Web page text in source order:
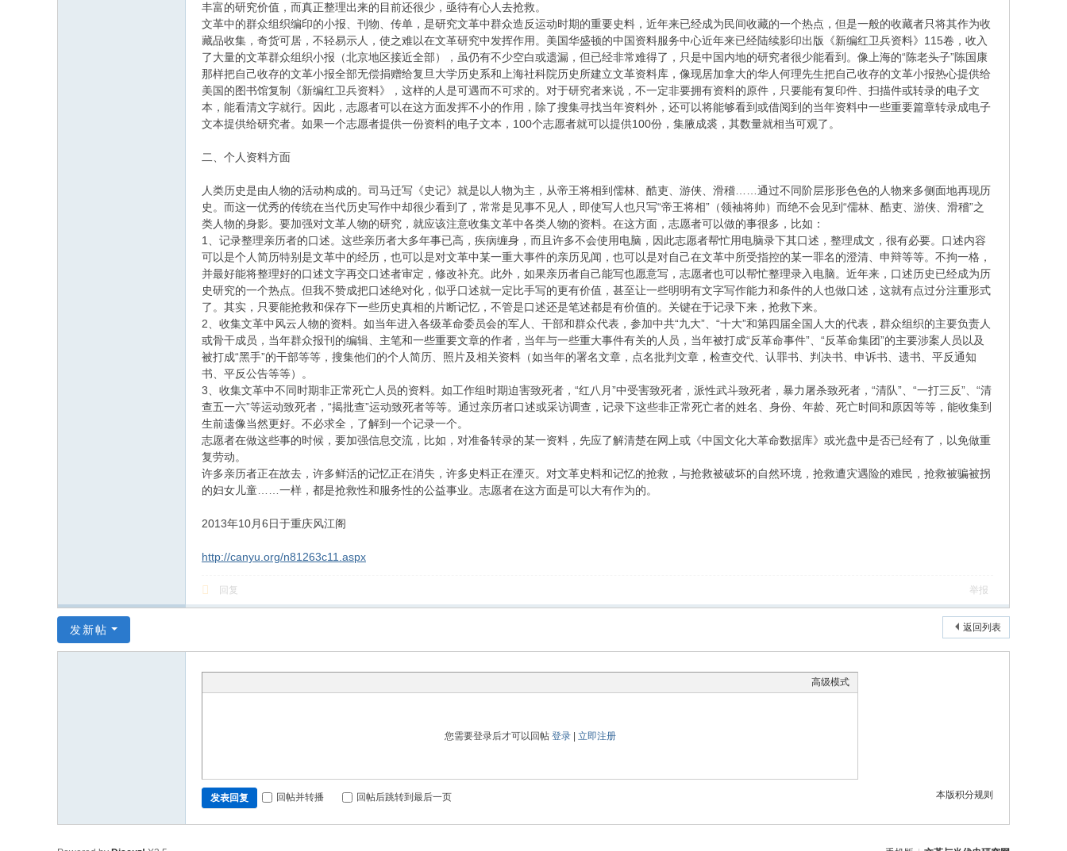
丰富的研究价值，而真正整理出来的目前还很少，亟待有心人去抢救。
文革中的群众组织编印的小报、刊物、传单，是研究文革中群众造反运动时期的重要史料，近年来已经成为民间收藏的一个热点，但是一般的收藏者只将其作为收
藏品收集，奇货可居，不轻易示人，使之难以在文革研究中发挥作用。美国华盛顿的中国资料服务中心近年来已经陆续影印出版《新编红卫兵资料》115卷，收入
了大量的文革群众组织小报（北京地区接近全部），虽仍有不少空白或遗漏，但已经非常难得了，只是中国内地的研究者很少能看到。像上海的“陈老头子”陈国康
那样把自己收存的文革小报全部无偿捐赠给复旦大学历史系和上海社科院历史所建立文革资料库，像现居加拿大的华人何理先生把自己收存的文革小报热心提供给
美国的图书馆复制《新编红卫兵资料》，这样的人是可遇而不可求的。对于研究者来说，不一定非要拥有资料的原件，只要能有复印件、扫描件或转录的电子文
本，能看清文字就行。因此，志愿者可以在这方面发挥不小的作用，除了搜集寻找当年资料外，还可以将能够看到或借阅到的当年资料中一些重要篇章转录成电子
文本提供给研究者。如果一个志愿者提供一份资料的电子文本，100个志愿者就可以提供100份，集腋成裘，其数量就相当可观了。
二、个人资料方面
人类历史是由人物的活动构成的。司马迁写《史记》就是以人物为主，从帝王将相到儒林、酷吏、游侠、滑稽……通过不同阶层形形色色的人物来多侧面地再现历
史。而这一优秀的传统在当代历史写作中却很少看到了，常常是见事不见人，即使写人也只写“帝王将相”（领袖将帅）而绝不会见到“儒林、酷吏、游侠、滑稽”之
类人物的身影。要加强对文革人物的研究，就应该注意收集文革中各类人物的资料。在这方面，志愿者可以做的事很多，比如：
1、记录整理亲历者的口述。这些亲历者大多年事已高，疾病缠身，而且许多不会使用电脑，因此志愿者帮忙用电脑录下其口述，整理成文，很有必要。口述内容
可以是个人简历特别是文革中的经历，也可以是对文革中某一重大事件的亲历见闻，也可以是对自己在文革中所受指控的某一罪名的澄清、申辩等等。不拘一格，
并最好能将整理好的口述文字再交口述者审定，修改补充。此外，如果亲历者自己能写也愿意写，志愿者也可以帮忙整理录入电脑。近年来，口述历史已经成为历
史研究的一个热点。但我不赞成把口述绝对化，似乎口述就一定比手写的更有价值，甚至让一些明明有文字写作能力和条件的人也做口述，这就有点过分注重形式
了。其实，只要能抢救和保存下一些历史真相的片断记忆，不管是口述还是笔述都是有价值的。关键在于记录下来，抢救下来。
2、收集文革中风云人物的资料。如当年进入各级革命委员会的军人、干部和群众代表，参加中共“九大”、“十大”和第四届全国人大的代表，群众组织的主要负责人
或骨干成员，当年群众报刊的编辑、主笔和一些重要文章的作者，当年与一些重大事件有关的人员，当年被打成“反革命事件”、“反革命集团”的主要涉案人员以及
被打成“黑手”的干部等等，搜集他们的个人简历、照片及相关资料（如当年的署名文章，点名批判文章，检查交代、认罪书、判决书、申诉书、遗书、平反通知
书、平反公告等等）。
3、收集文革中不同时期非正常死亡人员的资料。如工作组时期迫害致死者，“红八月”中受害致死者，派性武斗致死者，暴力屠杀致死者，“清队”、“一打三反”、“清
查五一六”等运动致死者，“揭批查”运动致死者等等。通过亲历者口述或采访调查，记录下这些非正常死亡者的姓名、身份、年龄、死亡时间和原因等等，能收集到
生前遗像当然更好。不必求全，了解到一个记录一个。
志愿者在做这些事的时候，要加强信息交流，比如，对准备转录的某一资料，先应了解清楚在网上或《中国文化大革命数据库》或光盘中是否已经有了，以免做重
复劳动。
许多亲历者正在故去，许多鲜活的记忆正在消失，许多史料正在湮灭。对文革史料和记忆的抢救，与抢救被破坏的自然环境，抢救遭灾遇险的难民，抢救被骗被拐
的妇女儿童……一样，都是抢救性和服务性的公益事业。志愿者在这方面是可以大有作为的。
2013年10月6日于重庆风江阁
http://canyu.org/n81263c11.aspx
回复 举报
返回列表
发新帖
高级模式
您需要登录后才可以回帖 登录| 立即注册
本版积分规则
发表回复 回帖并转播 回帖后跳转到最后一页